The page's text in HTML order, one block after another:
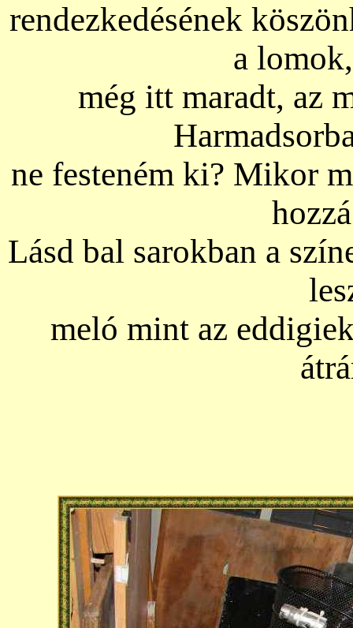
rendezkedésének
a
még itt maradt, az
ne festeném ki? Mikor
Lásd bal sarokban a
meló mint az